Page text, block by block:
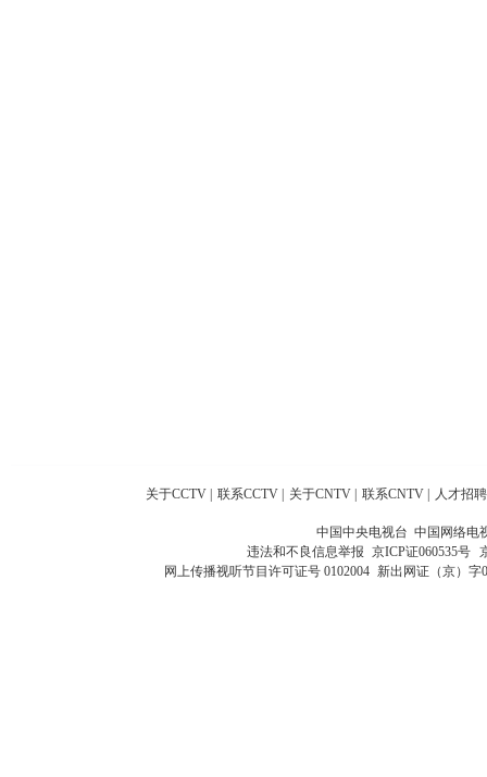
关于CCTV 联系CCTV 关于CNTV 联系CNTV 人才招聘
中国中央电视台 中国网络电
违法和不良信息举报 京ICP证060535号
网上传播视听节目许可证号 0102004 新出网证（京）